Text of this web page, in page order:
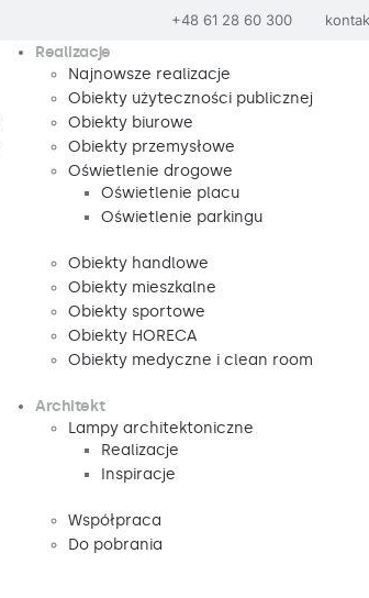
+48 61 28 60 300
Realizacje
Najnowsze realizacje
Obiekty użyteczności publicznej
Obiekty biurowe
Obiekty przemysłowe
Oświetlenie drogowe
Oświetlenie placu
Oświetlenie parkingu
Obiekty handlowe
Obiekty mieszkalne
Obiekty sportowe
Obiekty HORECA
Obiekty medyczne i clean room
Architekt
Lampy architektoniczne
Realizacje
Inspiracje
Współpraca
Do pobrania